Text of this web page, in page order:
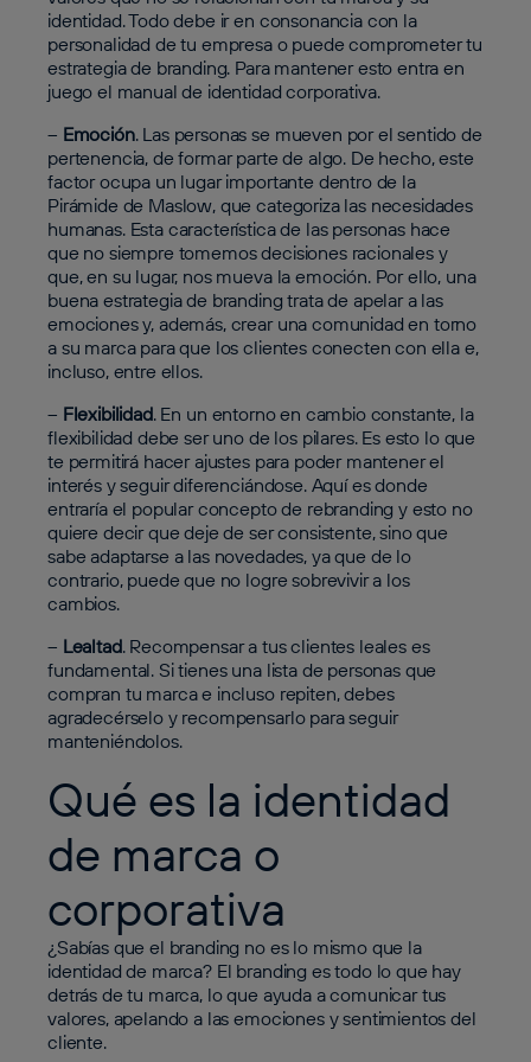
identidad. Todo debe ir en consonancia con la
personalidad de tu empresa o puede comprometer tu
estrategia de branding. Para mantener esto entra en
juego el manual de identidad corporativa.
– Emoción. Las personas se mueven por el sentido de
pertenencia, de formar parte de algo. De hecho, este
factor ocupa un lugar importante dentro de la
Pirámide de Maslow, que categoriza las necesidades
humanas. Esta característica de las personas hace
que no siempre tomemos decisiones racionales y
que, en su lugar, nos mueva la emoción. Por ello, una
buena estrategia de branding trata de apelar a las
emociones y, además, crear una comunidad en torno
a su marca para que los clientes conecten con ella e,
incluso, entre ellos.
– Flexibilidad. En un entorno en cambio constante, la
flexibilidad debe ser uno de los pilares. Es esto lo que
te permitirá hacer ajustes para poder mantener el
interés y seguir diferenciándose. Aquí es donde
entraría el popular concepto de rebranding y esto no
quiere decir que deje de ser consistente, sino que
sabe adaptarse a las novedades, ya que de lo
contrario, puede que no logre sobrevivir a los
cambios.
– Lealtad. Recompensar a tus clientes leales es
fundamental. Si tienes una lista de personas que
compran tu marca e incluso repiten, debes
agradecérselo y recompensarlo para seguir
manteniéndolos.
Qué es la identidad
de marca o
corporativa
¿Sabías que el branding no es lo mismo que la
identidad de marca? El branding es todo lo que hay
detrás de tu marca, lo que ayuda a comunicar tus
valores, apelando a las emociones y sentimientos del
cliente.